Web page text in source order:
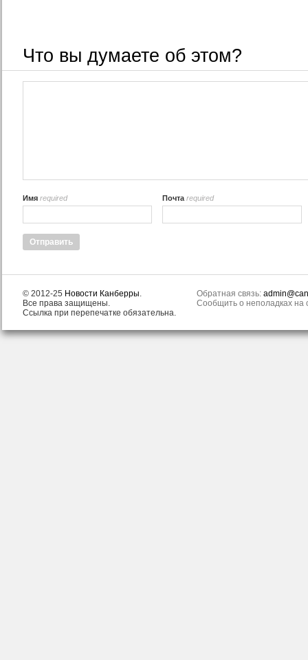
Что вы думаете об этом?
Имя required Почта required
© 2012-25 Новости Канберры.
Все права защищены.
Ссылка при перепечатке обязательна.
Обратная связь:
Сообщить о неполадках на